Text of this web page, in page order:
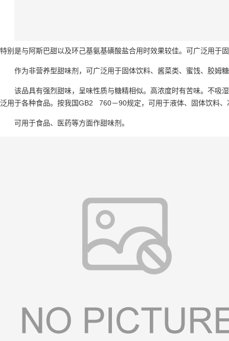
特别是与阿斯巴甜以及环己基氨基磺酸盐合用时效果较佳。可广泛用于
作为非营养型甜味剂，可广泛用于固体饮料、酱菜类、蜜饯、胶姆
该品具有强烈甜味，呈味性质与糖精相似。高浓度时有苦味。不吸
泛用于各种食品。按我国GB2 760－90规定，可用于液体、固体饮料
可用于食品、医药等方面作甜味剂。